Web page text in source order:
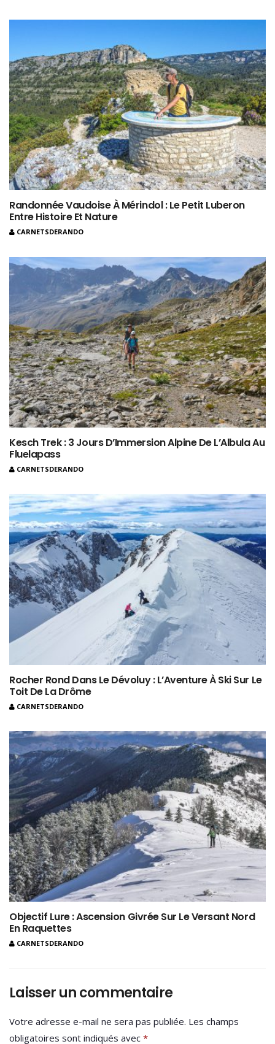
Randonnée Vaudoise À Mérindol : Le Petit Luberon
Entre Histoire Et Nature
CARNETSDERANDO
Kesch Trek : 3 Jours D’Immersion Alpine De L’Albula Au
Fluelapass
CARNETSDERANDO
Rocher Rond Dans Le Dévoluy : L’Aventure À Ski Sur Le
Toit De La Drôme
CARNETSDERANDO
Objectif Lure : Ascension Givrée Sur Le Versant Nord
En Raquettes
CARNETSDERANDO
Laisser un commentaire
Votre adresse e-mail ne sera pas publiée. Les champs
obligatoires sont indiqués avec *